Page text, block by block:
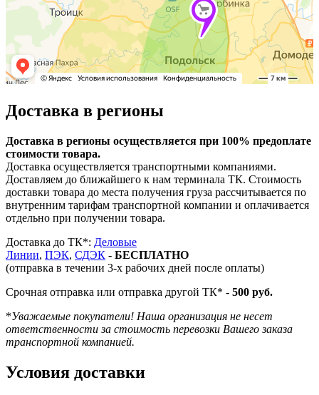
Доставка в регионы
Доставка в регионы осуществляется при 100% предоплате
стоимости товара.
Доставка осуществляется транспортными компаниями.
Доставляем до ближайшего к нам терминала ТК. Стоимость
доставки товара до места получения груза рассчитывается по
внутренним тарифам транспортной компании и оплачивается
отдельно при получении товара.
Доставка до ТК*: Деловые
Линии, ПЭК, СДЭК - БЕСПЛАТНО
(отправка в течении 3-х рабочих дней после оплаты)
Срочная отправка или отправка другой ТК* - 500 руб.
*Уважаемые покупатели! Наша организация не несет
ответственности за стоимость перевозки Вашего заказа
транспортной компанией.
Условия доставки